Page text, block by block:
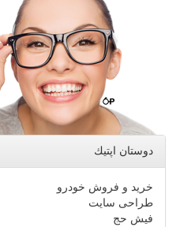
دوستان اپتیك
خرید و فروش خودرو
طراحی سایت
فیش حج